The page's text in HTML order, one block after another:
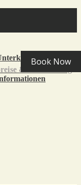
& reservierung
>
Book Now